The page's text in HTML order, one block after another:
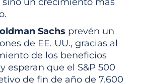
sino un crecimiento más
Sachs prevén un
de EE. UU., gracias al
de los beneficios
esperan que el S&P 500
de fin de año de 7.600